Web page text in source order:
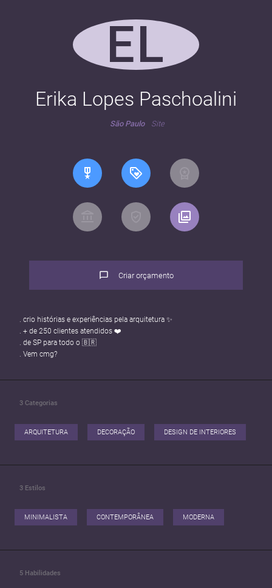
EL
Erika Lopes Paschoalini
São Paulo Site
Criar orçamento
. crio histórias e experiências pela arquitetura ✨
. + de 250 clientes atendidos ❤️
. de SP para todo o 🇧🇷
. Vem cmg?
3 Categorias
ARQUITETURA DECORAÇÃO DESIGN DE INTERIORES
3 Estilos
MINIMALISTA CONTEMPORÂNEA MODERNA
5 Habilidades